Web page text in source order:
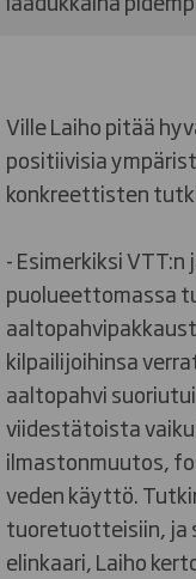
Ville Laiho pitää
positiivisia
konkreettisten
- Esimerkiksi
puolueettomassa
kilpailijoihinsa
aaltopahvi
viidestätoista
ilmastonmuutos,
veden käyttö.
tuoretuotteisiin, ja
elinkaari, Laiho